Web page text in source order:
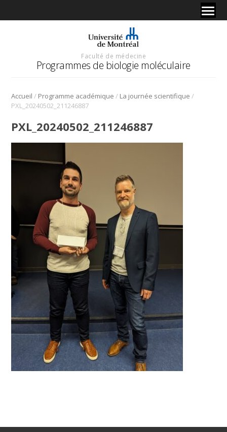
Faculté de médecine
Programmes de biologie moléculaire
Accueil / Programme académique / La journée scientifique /
PXL_20240502_211246887
PXL_20240502_211246887